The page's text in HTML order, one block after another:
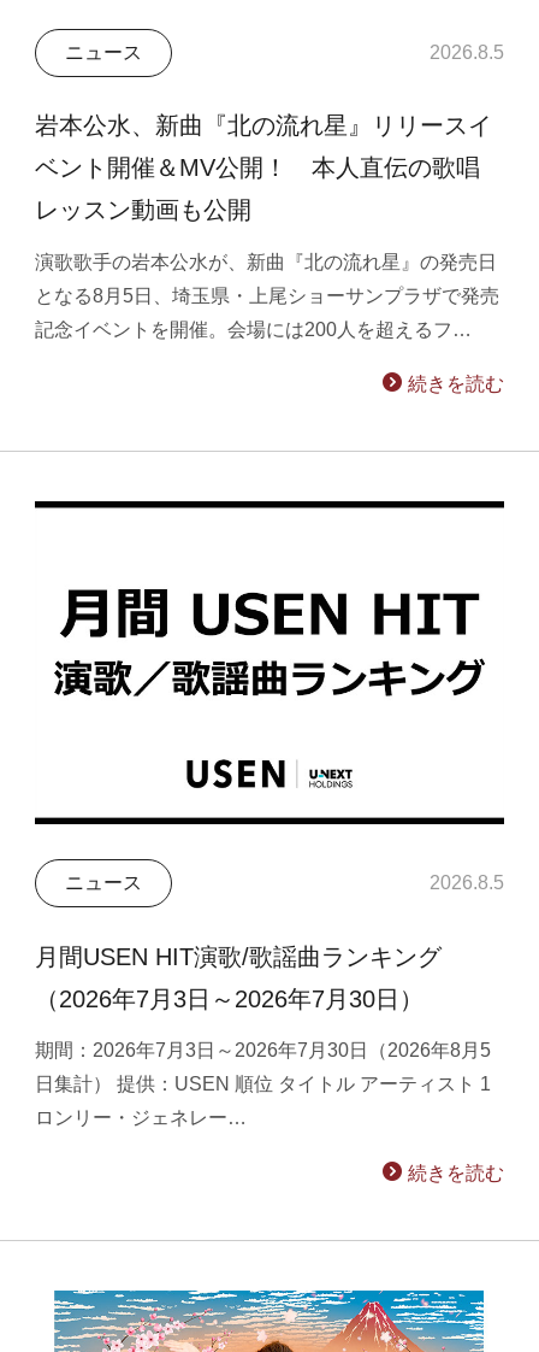
ニュース 2026.8.5
岩本公水、新曲『北の流れ星』リリースイ
ベント開催＆MV公開！ 本人直伝の歌唱
レッスン動画も公開
演歌歌手の岩本公水が、新曲『北の流れ星』の発売日
となる8月5日、埼玉県・上尾ショーサンプラザで発売
記念イベントを開催。会場には200人を超えるフ…
続きを読む
ニュース 2026.8.5
月間USEN HIT演歌/歌謡曲ランキング
（2026年7月3日～2026年7月30日）
期間：2026年7月3日～2026年7月30日（2026年8月5
日集計） 提供：USEN 順位 タイトル アーティスト 1
ロンリー・ジェネレー…
続きを読む